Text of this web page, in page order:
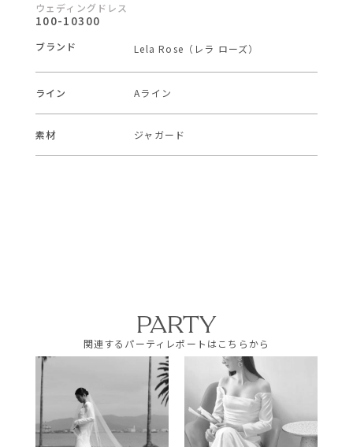
ウェディングドレス
100-10300
ブランド Lela Rose（レラ ローズ）
ライン Aライン
素材 ジャガード
PARTY
関連するパーティレポートはこちらから